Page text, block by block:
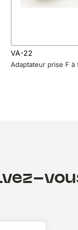
VA-22
Adaptateur prise F à